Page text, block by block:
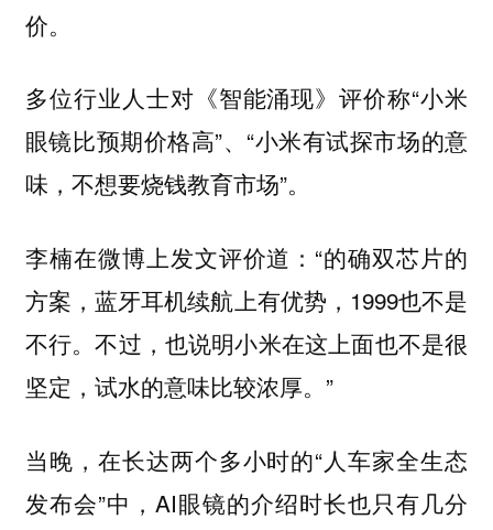
价。
多位行业人士对《智能涌现》评价称“小米
眼镜比预期价格高”、“小米有试探市场的意
味，不想要烧钱教育市场”。
李楠在微博上发文评价道：“的确双芯片的
方案，蓝牙耳机续航上有优势，1999也不是
不行。不过，也说明小米在这上面也不是很
坚定，试水的意味比较浓厚。”
当晚，在长达两个多小时的“人车家全生态
发布会”中，AI眼镜的介绍时长也只有几分